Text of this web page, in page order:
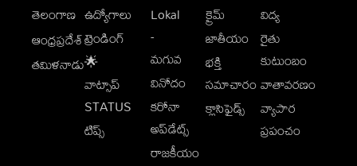
తెలంగాణ
ఆంధ్రప్రదేశ్
తమిళనాడు
ఉద్యోగాలు
ట్రెండింగ్
🌟
వాట్సాప్
STATUS
టిప్స్
Lokal
-
మగువ
వినోదం
కరోనా
అప్‌డేట్స్
రాజకీయం
క్రైమ్
జాతీయం
భక్తి
సమాచారం
క్లాసిఫైడ్స్
విద్య
రైతు
కుటుంబం
వాతావరణం
వ్యాపార
ప్రపంచం